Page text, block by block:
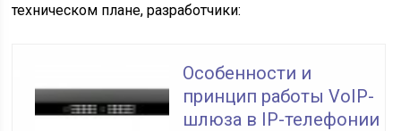
техническом плане, разработчики:
Особенности и
принцип работы VoIP-
шлюза в IP-телефонии